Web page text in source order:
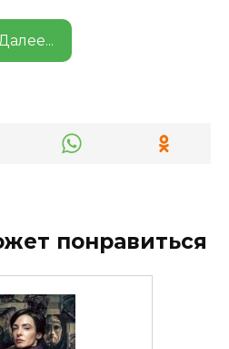
Далее...
понравиться